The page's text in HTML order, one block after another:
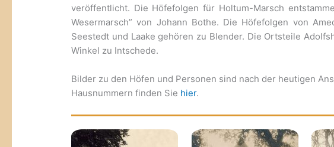
veröffentlicht. Die Höfefolgen für Holtum-Marsch
Wesermarsch” von Johann Bothe. Die Höfefolgen von
Seestedt und Laake gehören zu Blender. Die Ortsteile
Winkel zu Intschede.
Bilder zu den Höfen und Personen sind nach der heutigen
Hausnummern finden Sie hier.